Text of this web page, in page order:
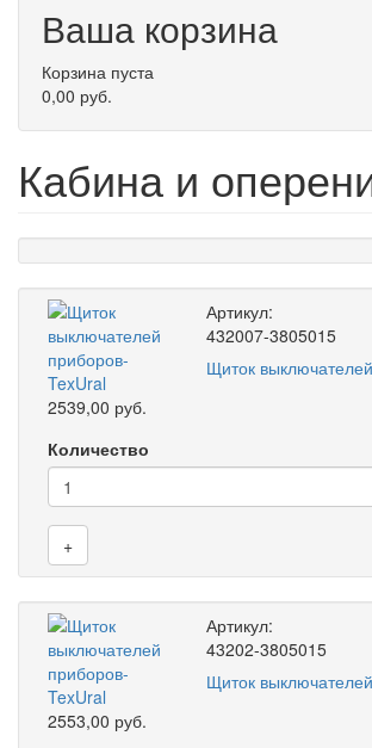
Ваша корзина
Корзина пуста
0,00 руб.
Кабина и
Артикул:
432007-3805015
Щиток
2539,00 руб.
Количество
+
Артикул:
43202-3805015
Щиток
2553,00 руб.